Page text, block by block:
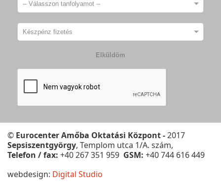
Elküldöm
© Eurocenter Amőba Oktatási Központ -2017
Sepsiszentgyörgy, Templom utca 1/A. szám,
Telefon / fax: +40 267 351 959 GSM: +40 744 616 449
webdesign: Digital Studio